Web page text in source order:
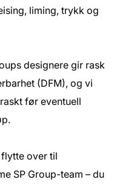
liming, trykk og
designere gir rask
(DFM), og vi
før eventuell
over til
SP Group-team – du